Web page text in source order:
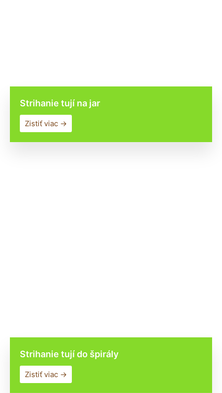
Strihanie tují na jar
Zistiť viac →
Strihanie tují do špirály
Zistiť viac →